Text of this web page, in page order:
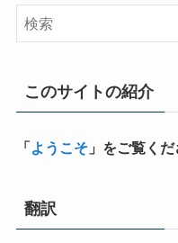
このサイトの紹介
「ようこそ」をご覧くだ
翻訳